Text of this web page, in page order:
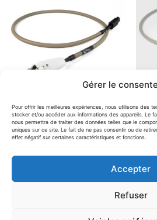
Gérer le
Pour offrir les meilleures expériences, nous utilisons des
stocker et/ou accéder aux informations des appareils. Le
nous permettra de traiter des données telles que le
uniques sur ce site. Le fait de ne pas consentir ou de
effet négatif sur certaines caractéristiques et fonctions.
Accepter
Refuser
Chord Company Epic
Power Chord 16A (1 mètre)